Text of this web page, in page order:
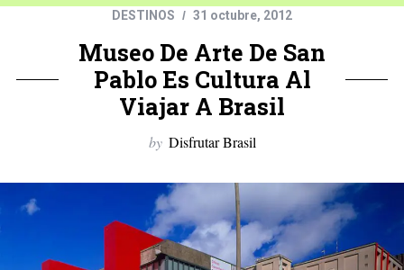
DESTINOS 31 octubre, 2012
Museo De Arte De San
Pablo Es Cultura Al
Viajar A Brasil
by Disfrutar Brasil